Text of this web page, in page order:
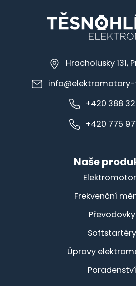
Hracholusky 131,
info@elektromotory-
+420 388
+420 775
Naše
Frekvenční
Převodovky
Softstartéry
Úpravy
Poradenství